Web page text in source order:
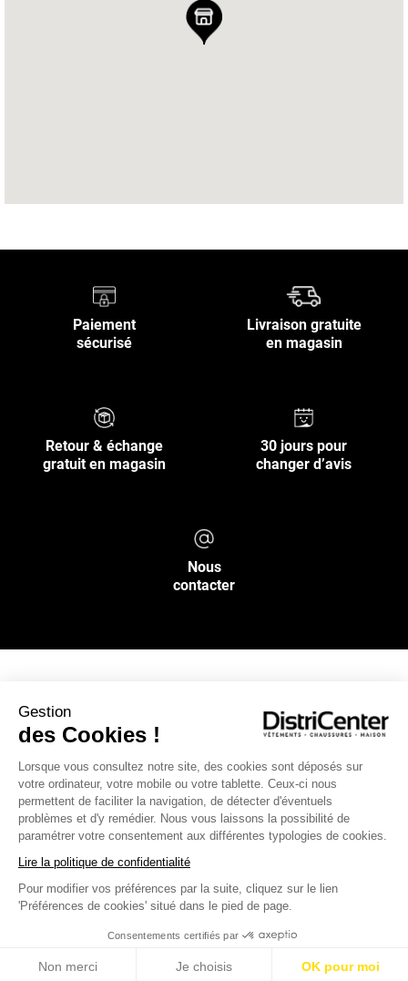
Gestion
des Cookies !
Lorsque vous consultez notre site, des cookies sont déposés sur
votre ordinateur, votre mobile ou votre tablette. Ceux-ci nous
permettent de faciliter la navigation, de détecter d'éventuels
problèmes et d'y remédier. Nous vous laissons la possibilité de
paramétrer votre consentement aux différentes typologies de cookies.
Lire la politique de confidentialité
Pour modifier vos préférences par la suite, cliquez sur le lien
'Préférences de cookies' situé dans le pied de page.
Consentements certifiés par
Non merci Je choisis OK pour moi
Paiement
sécurisé
Livraison gratuite
en magasin
Retour & échange
gratuit en magasin
30 jours pour
changer d’avis
Nous
contacter
NOS SERVICES
L’ENSEIGNE DISTRICENTER
Suivez-nous
Moyens de paiement